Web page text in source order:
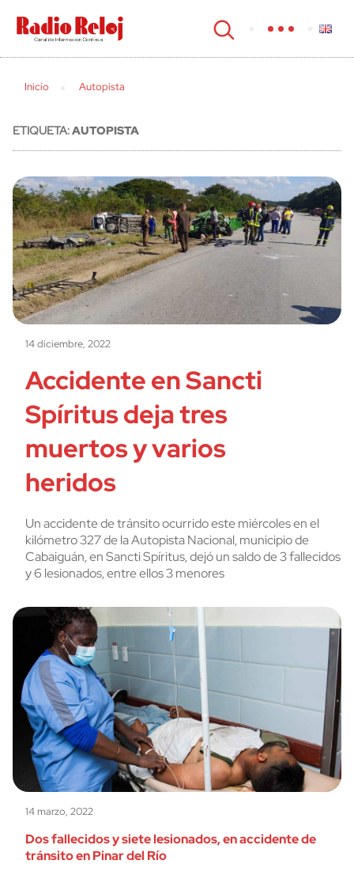
cerrar
Inicio Autopista
ETIQUETA:AUTOPISTA
14 diciembre, 2022
Accidente en Sancti
Spíritus deja tres
muertos y varios
heridos
Un accidente de tránsito ocurrido este miércoles en el
kilómetro 327 de la Autopista Nacional, municipio de
Cabaiguán, en Sancti Spíritus, dejó un saldo de 3 fallecidos
y 6 lesionados, entre ellos 3 menores
14 marzo, 2022
Dos fallecidos y siete lesionados, en accidente de
tránsito en Pinar del Río